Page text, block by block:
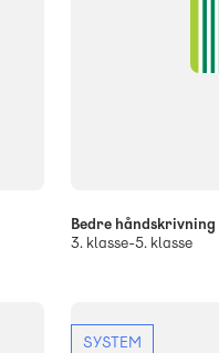
Bedre håndskrivning
3. klasse-5. klasse
SYSTEM